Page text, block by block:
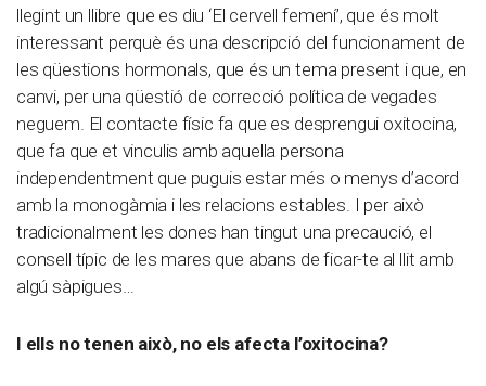
llegint un llibre que es diu ‘El cervell femení’, que és molt
interessant perquè és una descripció del funcionament de
les qüestions hormonals, que és un tema present i que, en
canvi, per una qüestió de correcció política de vegades
neguem. El contacte físic fa que es desprengui oxitocina,
que fa que et vinculis amb aquella persona
independentment que puguis estar més o menys d’acord
amb la monogàmia i les relacions estables. I per això
tradicionalment les dones han tingut una precaució, el
consell típic de les mares que abans de ficar-te al llit amb
algú sàpigues…
I ells no tenen això, no els afecta l’oxitocina?